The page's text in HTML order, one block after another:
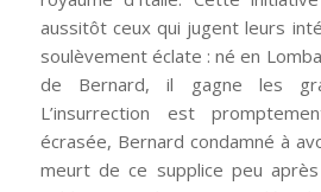
aussitôt ceux qui jugent leurs
soulèvement éclate : né en
de Bernard, il gagne les
L’insurrection est
écrasée, Bernard condamné à
meurt de ce supplice peu